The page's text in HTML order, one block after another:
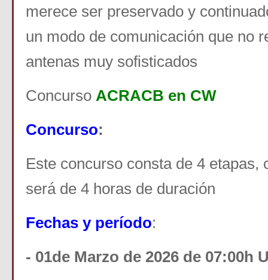
merece ser preservado y
un modo de comunicación que no
antenas muy sofisticados
Concurso ACRACB en CW
Concurso:
Este concurso consta de 4 etapas,
será de 4 horas de duración
Fechas y período:
- 01de Marzo de 2026 de 07:00h